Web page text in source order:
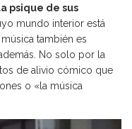
psique de sus
mundo interior está
también es
No solo por la
de alivio cómico que
o «la música